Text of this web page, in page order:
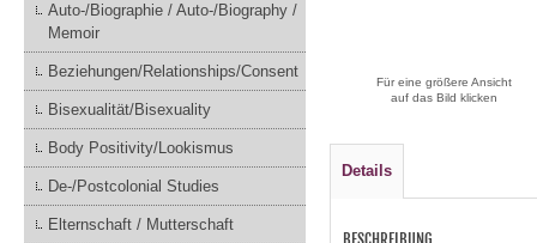
Auto-/Biographie / Auto-/Biography /
Memoir
Beziehungen/Relationships/Consent
Bisexualität/Bisexuality
Body Positivity/Lookismus
De-/Postcolonial Studies
Elternschaft / Mutterschaft
Für eine größere Ansicht
auf das Bild klicken
Details